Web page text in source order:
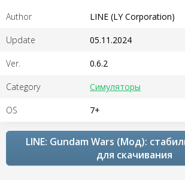
Author LINE (LY Corporation)
Update 05.11.2024
Ver. 0.6.2
Category Симуляторы
OS 7+
LINE: Gundam Wars (Мод):
для скачивания